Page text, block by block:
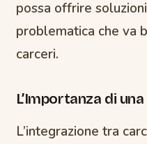
possa offrire
problematica che va
carceri.
L’Importanza di
L’integrazione tra